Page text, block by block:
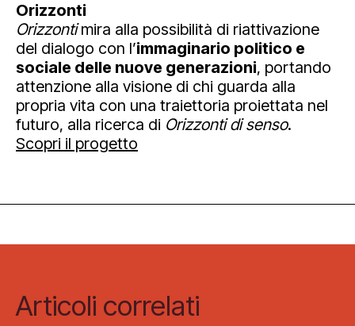
Orizzonti
Orizzontimira alla possibilità di riattivazione
del dialogo con l’immaginario politico e
sociale delle nuove generazioni, portando
attenzione alla visione di chi guarda alla
propria vita con una traiettoria proiettata nel
futuro, alla ricerca di Orizzonti di senso.
Scopri il progetto
Articoli correlati